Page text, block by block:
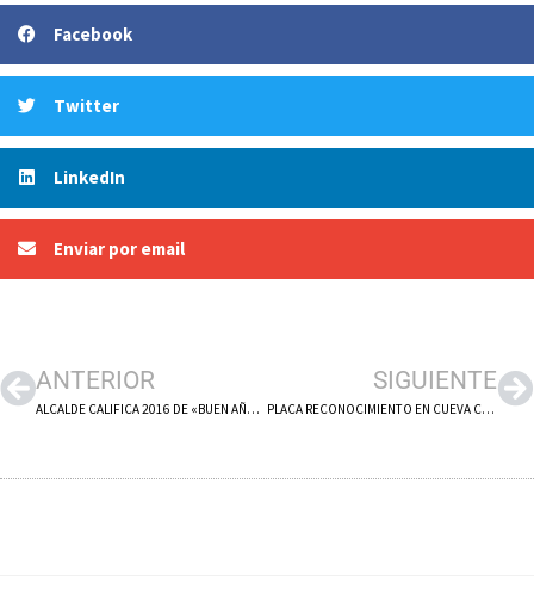
Facebook
Twitter
LinkedIn
Enviar por email
ANTERIOR
ALCALDE CALIFICA 2016 DE «BUEN AÑO» PARA ARNEDO
SIGUIENTE
PLACA RECONOCIMIENTO EN CUEVA CIEN PILARES